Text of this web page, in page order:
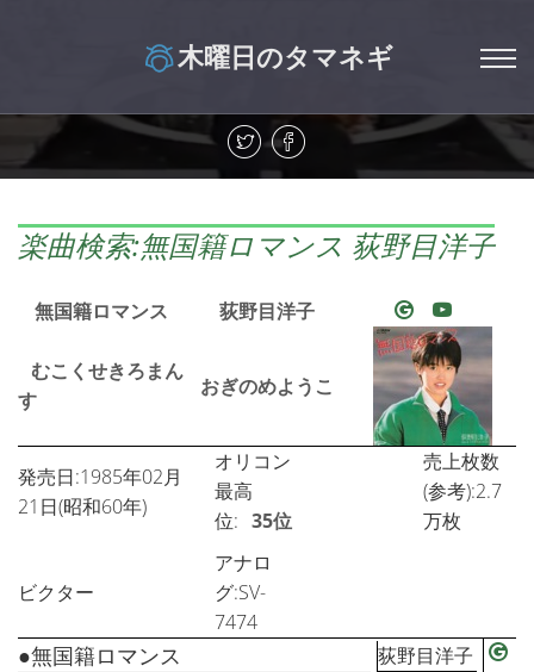
木曜日のタマネギ
楽曲検索:無国籍ロマンス 荻野目洋子
無国籍ロマンス 荻野目洋子
むこくせきろまん
す
おぎのめようこ
発売日:1985年02月
21日(昭和60年)
オリコン
最高
位: 35位
売上枚数
(参考):2.7
万枚
ビクター
アナロ
グ:SV-
7474
●無国籍ロマンス 荻野目洋子